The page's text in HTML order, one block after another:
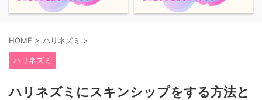
HOME > ハリネズミ >
ハリネズミ
ハリネズミにスキンシップをする方法と